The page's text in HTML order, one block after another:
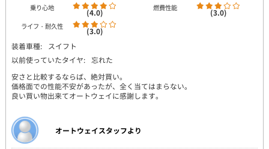
乗り心地 (4.0) 燃費性能 (3.0)
ライフ・耐久性
(3.0)
装着車種:
スイフト
以前使っていたタイヤ: 忘れた
安さと比較するならば、絶対買い。
価格面での性能不安があったが、全く当てはまらない。
良い買い物出来てオートウェイに感謝します。
オートウェイスタッフより